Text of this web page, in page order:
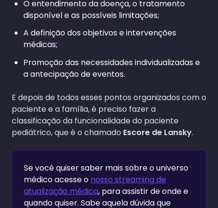
O entendimento da doença, o tratamento
disponível e as possíveis limitações;
A definição dos objetivos e intervenções
médicas;
Promoção das necessidades individualizadas e
a antecipação de eventos.
E depois de todos esses pontos organizados com o
paciente e a família, é preciso fazer a
classificação da funcionalidade do paciente
pediátrico, que é o chamado Escore de Lansky.
Se você quiser saber mais sobre o universo
médico acesse o nosso streaming de
atualização médica, para assistir de onde e
quando quiser. Sabe aquela dúvida que